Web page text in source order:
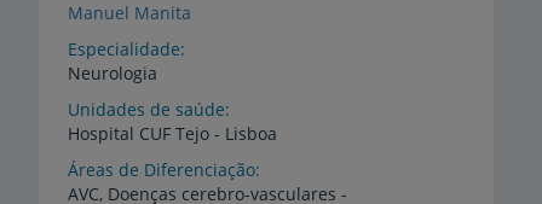
Manuel Manita
Especialidade
Neurologia
Unidades de saúde
Hospital CUF Tejo - Lisboa
Áreas de Diferenciação
AVC, Doenças cerebro-vasculares -